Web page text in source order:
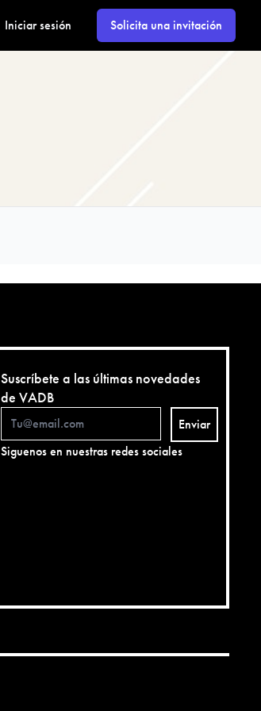
Iniciar sesión Solicita una invitación
Suscríbete a las últimas novedades
de VADB
Enviar
Siguenos en nuestras redes sociales